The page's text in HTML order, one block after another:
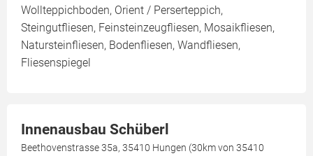
Wollteppichboden, Orient / Perserteppich,
Steingutfliesen, Feinsteinzeugfliesen, Mosaikfliesen,
Natursteinfliesen, Bodenfliesen, Wandfliesen,
Fliesenspiegel
Innenausbau Schüberl
Beethovenstrasse 35a, 35410 Hungen (30km von 35410